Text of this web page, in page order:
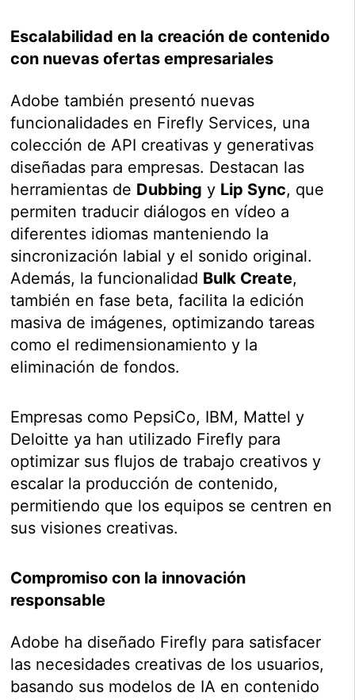
Escalabilidad en la creación de contenido
con nuevas ofertas empresariales
Adobe también presentó nuevas
funcionalidades en Firefly Services, una
colección de API creativas y generativas
diseñadas para empresas. Destacan las
herramientas de Dubbing y Lip Sync, que
permiten traducir diálogos en vídeo a
diferentes idiomas manteniendo la
sincronización labial y el sonido original.
Además, la funcionalidad Bulk Create,
también en fase beta, facilita la edición
masiva de imágenes, optimizando tareas
como el redimensionamiento y la
eliminación de fondos.
Empresas como PepsiCo, IBM, Mattel y
Deloitte ya han utilizado Firefly para
optimizar sus flujos de trabajo creativos y
escalar la producción de contenido,
permitiendo que los equipos se centren en
sus visiones creativas.
Compromiso con la innovación
responsable
Adobe ha diseñado Firefly para satisfacer
las necesidades creativas de los usuarios,
basando sus modelos de IA en contenido